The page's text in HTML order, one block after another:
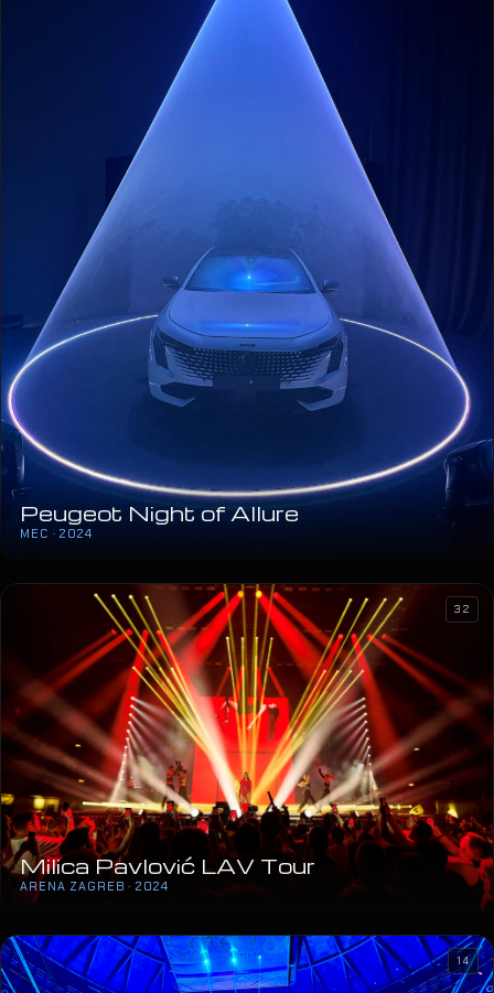
Peugeot Night of Allure
MEC · 2024
Milica Pavlović LAV Tour
ARENA ZAGREB · 2024
32
14